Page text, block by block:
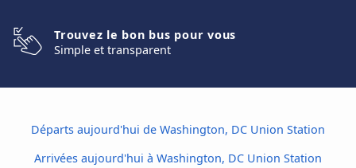
Trouvez le bon bus pour vous
Simple et transparent
Départs aujourd'hui de Washington, DC Union Station
Arrivées aujourd'hui à Washington, DC Union Station